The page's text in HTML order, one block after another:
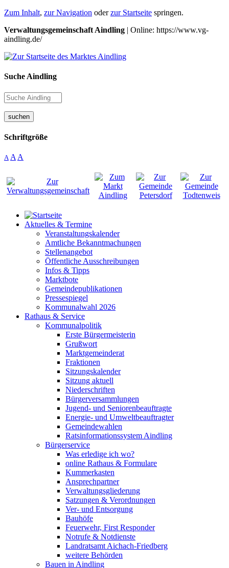
Zum Inhalt, zur Navigation oderzur Startseite springen.
Verwaltungsgemeinschaft Aindling | Online: https://www.vg-
aindling.de/
Suche Aindling
suchen
Schriftgröße
A A A
Aktuelles & Termine
Veranstaltungskalender
Amtliche Bekanntmachungen
Stellenangebot
Öffentliche Ausschreibungen
Infos & Tipps
Marktbote
Gemeindepublikationen
Pressespiegel
Kommunalwahl 2026
Rathaus & Service
Kommunalpolitik
Erste Bürgermeisterin
Grußwort
Marktgemeinderat
Fraktionen
Sitzungskalender
Sitzung aktuell
Niederschriften
Bürgerversammlungen
Jugend- und Seniorenbeauftragte
Energie- und Umweltbeauftragter
Gemeindewahlen
Ratsinformationssystem Aindling
Bürgerservice
Was erledige ich wo?
online Rathaus & Formulare
Kummerkasten
Ansprechpartner
Verwaltungsgliederung
Satzungen & Verordnungen
Ver- und Entsorgung
Bauhöfe
Feuerwehr, First Responder
Notrufe & Notdienste
Landratsamt Aichach-Friedberg
weitere Behörden
Bauen in Aindling